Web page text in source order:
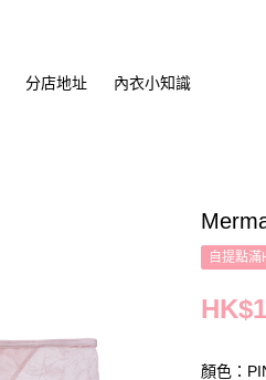
分店地址 內衣小知識
自提點
顏色：